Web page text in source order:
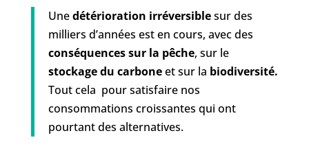
Unedétérioration irréversiblesur des
milliers d’années est en cours, avec des
conséquences sur la pêche, sur le
stockage du carboneet sur la biodiversité.
Tout cela pour satisfaire nos
consommations croissantes qui ont
pourtant des alternatives.